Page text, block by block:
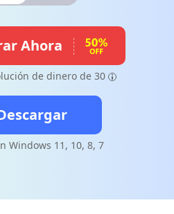
Ahora
de dinero de 30
Windows 11, 10, 8, 7